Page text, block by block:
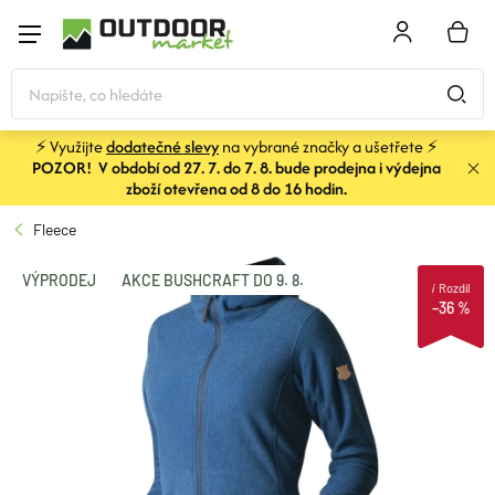
obsah
KOŠÍK
STANY
SPACÁKY
BATOHY A TAŠKY
⚡ Využijtedodatečné slevyna vybrané značky a ušetřete ⚡
POZOR! V období od 27. 7. do 7. 8. bude prodejna i výdejna
zboží otevřena od 8 do 16 hodin.
Fleece
VÝPRODEJ
AKCE BUSHCRAFT DO 9. 8.
–36 %
iRozdíl